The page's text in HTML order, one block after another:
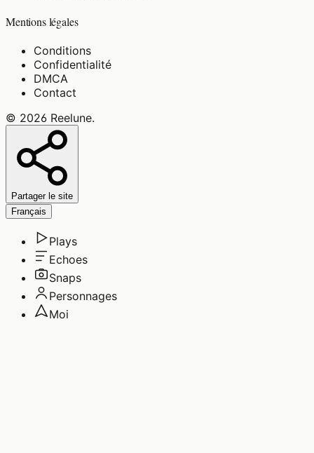
Mentions légales
Conditions
Confidentialité
DMCA
Contact
© 2026 Reelune.
Partager le site
Français
Plays
Echoes
Snaps
Personnages
Moi